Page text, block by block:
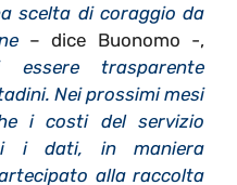
scelta di coraggio da
– dice Buonomo -,
trasparente
Nei prossimi mesi
i costi del servizio
i dati, in maniera
alla raccolta